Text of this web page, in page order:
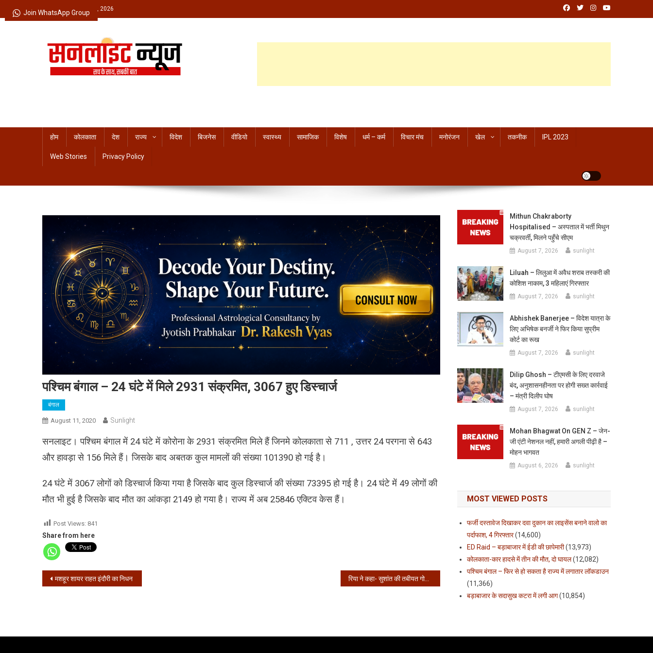
to
Friday, August 07, 2026
होम कोलकाता देश राज्य विदेश बिजनेस वीडियो स्वास्थ्य सामाजिक विशेष धर्म – कर्म विचार मंच मनोरंजन खेल तकनीक IPL 2023
Web Stories Privacy Policy
पश्चिम बंगाल – 24 घंटे में मिले 2931 संक्रमित, 3067 हुए डिस्चार्ज
बंगाल
August 11, 2020 Sunlight
सनलाइट। पश्चिम बंगाल में 24 घंटे में कोरोना के 2931 संक्रमित मिले हैं जिनमे कोलकाता से 711 , उत्तर 24 परगना से 643
और हावड़ा से 156 मिले हैं। जिसके बाद अबतक कुल मामलों की संख्या 101390 हो गई है।
24 घंटे में 3067 लोगों को डिस्चार्ज किया गया है जिसके बाद कुल डिस्चार्ज की संख्या 73395 हो गई है। 24 घंटे में 49 लोगों की
मौत भी हुई है जिसके बाद मौत का आंकड़ा 2149 हो गया है। राज्य में अब 25846 एक्टिव केस हैं।
Post Views: 841
Share from here
Post
मशहूर शायर राहत इंदौरी का निधन रिया ने कहा- सुशांत की तबीयत गोया की पेंटिंग देखकर बिगड़ी थी
Mithun Chakraborty
Hospitalised – अस्पताल में भर्ती मिथुन
चक्रवर्ती, मिलने पहुँचे सीएम
August 7, 2026 sunlight
Liluah – लिलुआ में अवैध शराब तस्करी की
कोशिश नाकाम, 3 महिलाएं गिरफ्तार
August 7, 2026 sunlight
Abhishek Banerjee – विदेश यात्रा के
लिए अभिषेक बनर्जी ने फिर किया सुप्रीम
कोर्ट का रूख
August 7, 2026 sunlight
Dilip Ghosh – टीएमसी के लिए दरवाजे
बंद, अनुशासनहीनता पर होगी सख्त कार्रवाई
– मंत्री दिलीप घोष
August 7, 2026 sunlight
Mohan Bhagwat On GEN Z – जेन-
जी एंटी नेशनल नहीं, हमारी अगली पीढ़ी है –
मोहन भागवत
August 6, 2026 sunlight
MOST VIEWED POSTS
फर्जी दस्तावेज दिखाकर दवा दुकान का लाइसेंस बनाने वालो का
पर्दाफाश, 4 गिरफ्तार(14,600)
ED Raid – बड़ाबाजार में ईडी की छापेमारी(13,973)
कोलकाता-कार हादसे में तीन की मौत, दो घायल(12,082)
पश्चिम बंगाल – फिर से हो सकता है राज्य में लगातार लॉकडाउन
(11,366)
बड़ाबाजार के सदासुख कटरा में लगी आग(10,854)
Join WhatsApp Group